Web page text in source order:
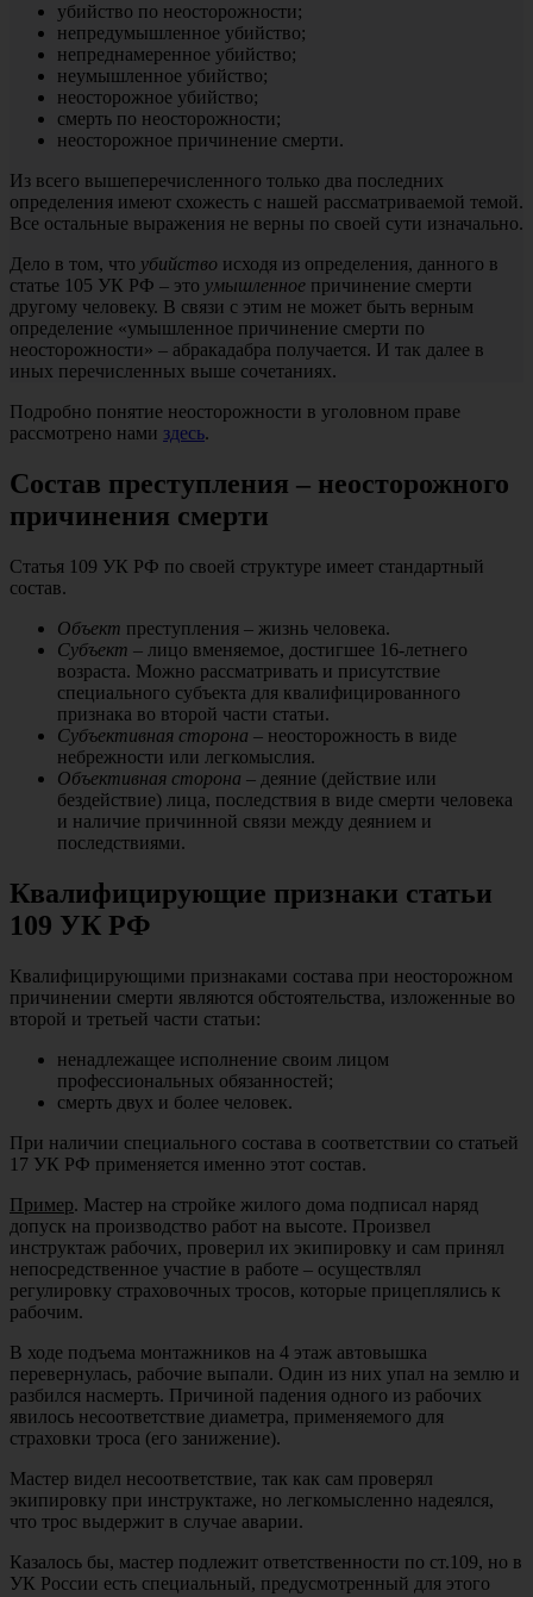
убийство по неосторожности;
непредумышленное убийство;
непреднамеренное убийство;
неумышленное убийство;
неосторожное убийство;
смерть по неосторожности;
неосторожное причинение смерти.
Из всего вышеперечисленного только два последних
определения имеют схожесть с нашей рассматриваемой темой.
Все остальные выражения не верны по своей сути изначально.
Дело в том, что убийство исходя из определения, данного в
статье 105 УК РФ – это умышленное причинение смерти
другому человеку. В связи с этим не может быть верным
определение «умышленное причинение смерти по
неосторожности» – абракадабра получается. И так далее в
иных перечисленных выше сочетаниях.
Подробно понятие неосторожности в уголовном праве
рассмотрено нами здесь.
Состав преступления – неосторожного
причинения смерти
Статья 109 УК РФ по своей структуре имеет стандартный
состав.
Объект преступления – жизнь человека.
Субъект – лицо вменяемое, достигшее 16-летнего
возраста. Можно рассматривать и присутствие
специального субъекта для квалифицированного
признака во второй части статьи.
Субъективная сторона – неосторожность в виде
небрежности или легкомыслия.
Объективная сторона – деяние (действие или
бездействие) лица, последствия в виде смерти человека
и наличие причинной связи между деянием и
последствиями.
Квалифицирующие признаки статьи
109 УК РФ
Квалифицирующими признаками состава при неосторожном
причинении смерти являются обстоятельства, изложенные во
второй и третьей части статьи:
ненадлежащее исполнение своим лицом
профессиональных обязанностей;
смерть двух и более человек.
При наличии специального состава в соответствии со статьей
17 УК РФ применяется именно этот состав.
Пример. Мастер на стройке жилого дома подписал наряд
допуск на производство работ на высоте. Произвел
инструктаж рабочих, проверил их экипировку и сам принял
непосредственное участие в работе – осуществлял
регулировку страховочных тросов, которые прицеплялись к
рабочим.
В ходе подъема монтажников на 4 этаж автовышка
перевернулась, рабочие выпали. Один из них упал на землю и
разбился насмерть. Причиной падения одного из рабочих
явилось несоответствие диаметра, применяемого для
страховки троса (его занижение).
Мастер видел несоответствие, так как сам проверял
экипировку при инструктаже, но легкомысленно надеялся,
что трос выдержит в случае аварии.
Казалось бы, мастер подлежит ответственности по ст.109, но в
УК России есть специальный, предусмотренный для этого